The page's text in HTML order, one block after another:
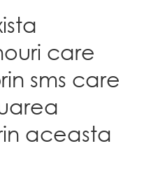
care
sms care
aceasta